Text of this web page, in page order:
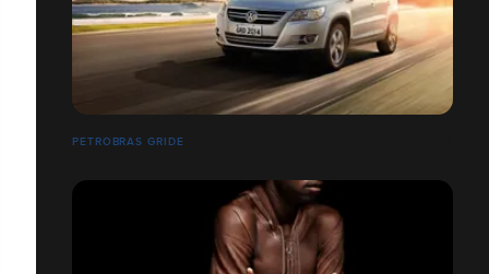
PETROBRAS GRIDE